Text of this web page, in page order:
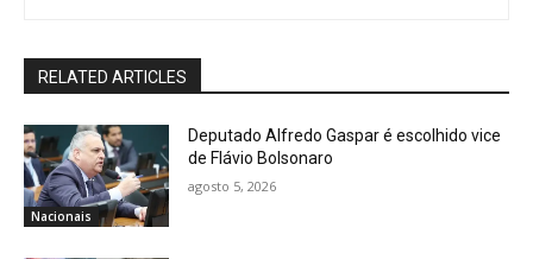
RELATED ARTICLES
Nacionais
Deputado Alfredo Gaspar é escolhido vice
de Flávio Bolsonaro
agosto 5, 2026